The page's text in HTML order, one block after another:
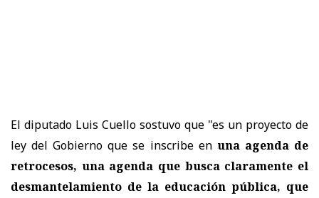
El diputado Luis Cuello sostuvo que "es un proyecto de
ley del Gobierno que se inscribe enuna agenda de
retrocesos, una agenda que busca claramente el
desmantelamiento de la educación pública, que